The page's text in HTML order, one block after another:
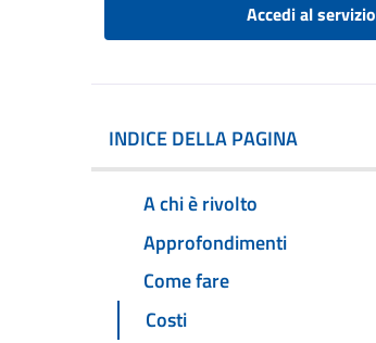
Accedi al servizio
INDICE DELLA PAGINA
A chi è rivolto
Approfondimenti
Come fare
Costi